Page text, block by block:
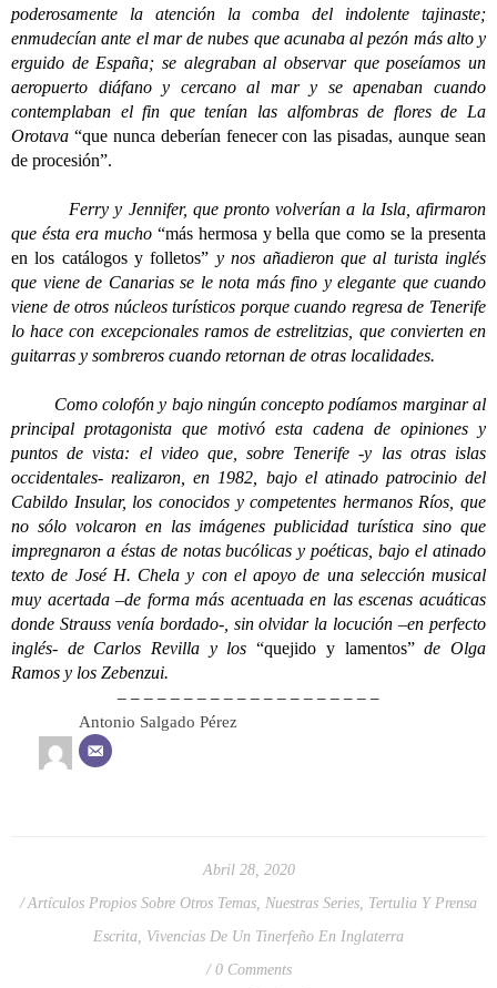
poderosamente la atención la comba del indolente tajinaste;
enmudecían ante el mar de nubes que acunaba al pezón más alto y
erguido de España; se alegraban al observar que poseíamos un
aeropuerto diáfano y cercano al mar y se apenaban cuando
contemplaban el fin que tenían las alfombras de flores de La
Orotava “que nunca deberían fenecer con las pisadas, aunque sean
de procesión”.
Ferry y Jennifer, que pronto volverían a la Isla, afirmaron
que ésta era mucho “más hermosa y bella que como se la presenta
en los catálogos y folletos” y nos añadieron que al turista inglés
que viene de Canarias se le nota más fino y elegante que cuando
viene de otros núcleos turísticos porque cuando regresa de Tenerife
lo hace con excepcionales ramos de estrelitzias, que convierten en
guitarras y sombreros cuando retornan de otras localidades.
Como colofón y bajo ningún concepto podíamos marginar al
principal protagonista que motivó esta cadena de opiniones y
puntos de vista: el video que, sobre Tenerife -y las otras islas
occidentales- realizaron, en 1982, bajo el atinado patrocinio del
Cabildo Insular, los conocidos y competentes hermanos Ríos, que
no sólo volcaron en las imágenes publicidad turística sino que
impregnaron a éstas de notas bucólicas y poéticas, bajo el atinado
texto de José H. Chela y con el apoyo de una selección musical
muy acertada –de forma más acentuada en las escenas acuáticas
donde Strauss venía bordado-, sin olvidar la locución –en perfecto
inglés- de Carlos Revilla y los“quejido y lamentos”de Olga
Ramos y los Zebenzui.
– – – – – – – – – – – – – – – – – – – –
Antonio Salgado Pérez
Abril 28, 2020
Artículos Propios Sobre Otros Temas Nuestras Series Tertulia Y Prensa
Escrita Vivencias De Un Tinerfeño En Inglaterra
0 Comments